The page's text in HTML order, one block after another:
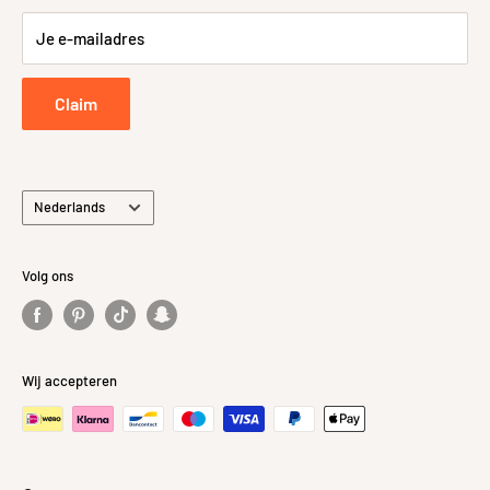
Retour- en Terugbetalingsbeleid
Retourneren
Privacybeleid
Je e-mailadres
Claim
Taal
Nederlands
Volg ons
Wij accepteren